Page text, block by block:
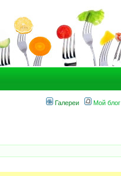
Галереи Мой блог